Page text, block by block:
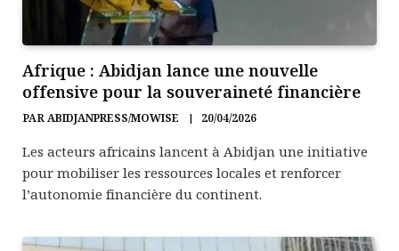
Afrique : Abidjan lance une nouvelle
offensive pour la souveraineté financière
PARABIDJANPRESS/MOWISE 20/04/2026
Les acteurs africains lancent à Abidjan une initiative
pour mobiliser les ressources locales et renforcer
l’autonomie financière du continent.